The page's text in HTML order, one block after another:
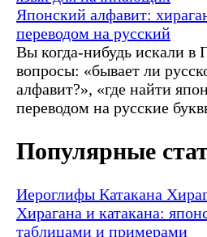
Японский алфавит:
переводом на русский
Вы когда-нибудь искали в
вопросы: «бывает ли
алфавит?», «где найти
переводом на русские
Популярные
Иероглифы Катакана
Хирагана и катакана:
таблицами и примерами